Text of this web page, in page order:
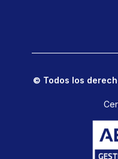
© Todos los